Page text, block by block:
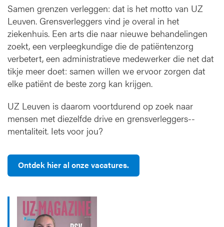
t
a
l
i
t
e
i
Samen grenzen verleggen: dat is het motto van UZ
Leuven. Grensverleggers vind je overal in het
ziekenhuis. Een arts die naar nieuwe behandelingen
zoekt, een verpleegkundige die de patiëntenzorg
verbetert, een administratieve medewerker die net dat
tikje meer doet: samen willen we ervoor zorgen dat
elke patiënt de beste zorg kan krijgen.
UZ Leuven is daarom voortdurend op zoek naar
mensen met diezelfde drive en grensverleggers-­
mentaliteit. Iets voor jou?
Ontdek hier al onze vacatures.